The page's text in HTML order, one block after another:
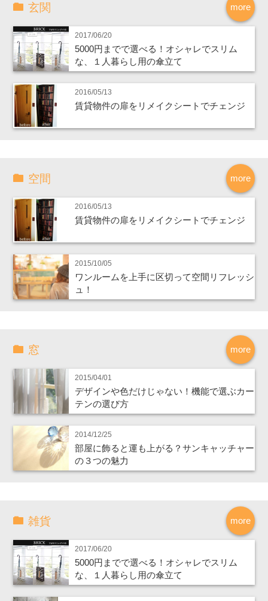
more
玄関
2017/06/20
5000円までで選べる！オシャレでスリム
な、１人暮らし用の傘立て
2016/05/13
賃貸物件の扉をリメイクシートでチェンジ
more
空間
2016/05/13
賃貸物件の扉をリメイクシートでチェンジ
2015/10/05
ワンルームを上手に区切って空間リフレッシ
ュ！
more
窓
2015/04/01
デザインや色だけじゃない！機能で選ぶカー
テンの選び方
2014/12/25
部屋に飾ると運も上がる？サンキャッチャー
の３つの魅力
more
雑貨
2017/06/20
5000円までで選べる！オシャレでスリム
な、１人暮らし用の傘立て